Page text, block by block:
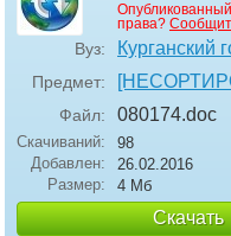
права?
Вуз: Курганский
Предмет:
Файл: 080174.doc
Скачиваний:
98
Добавлен:
26.02.2016
Размер:
4 Мб
Скачать